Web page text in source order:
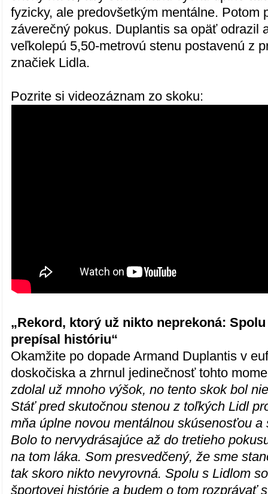
fyzicky, ale predovšetkým mentálne. Potom
záverečný pokus. Duplantis sa opäť odrazil
veľkolepú 5,50-metrovú stenu postavenú z
značiek Lidla.
Pozrite si videozáznam zo skoku:
„Rekord, ktorý už nikto neprekoná:
prepísal históriu“
Okamžite po dopade Armand Duplantis v
doskočiska a zhrnul jedinečnosť tohto
zdolal už mnoho výšok, no tento skok bol
Stáť pred skutočnou stenou z toľkých Lidl
mňa úplne novou mentálnou skúsenosťou a
Bolo to nervydrásajúce až do tretieho
na tom láka. Som presvedčený, že sme
tak skoro nikto nevyrovná. Spolu s Lidlom
športovej histórie a budem o tom rozprávať